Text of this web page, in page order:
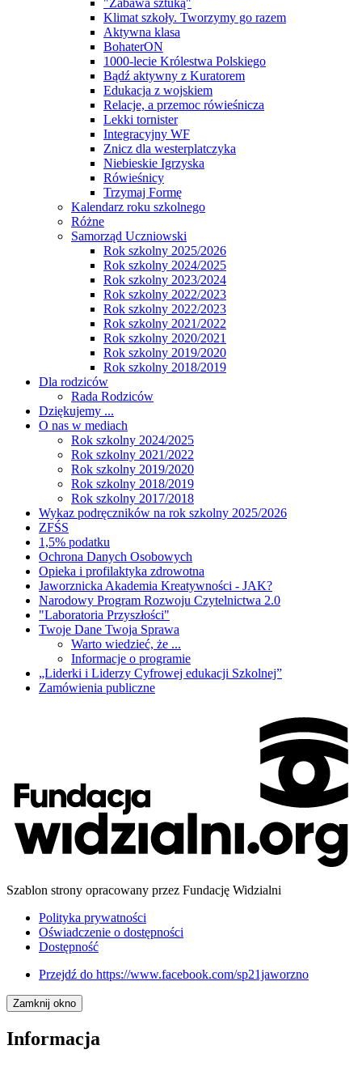
Klimat szkoły. Tworzymy go razem
Aktywna klasa
BohaterON
1000-lecie Królestwa Polskiego
Bądź aktywny z Kuratorem
Edukacja z wojskiem
Relacje, a przemoc rówieśnicza
Lekki tornister
Integracyjny WF
Znicz dla westerplatczyka
Niebieskie Igrzyska
Rówieśnicy
Trzymaj Formę
Kalendarz roku szkolnego
Różne
Samorząd Uczniowski
Rok szkolny 2025/2026
Rok szkolny 2024/2025
Rok szkolny 2023/2024
Rok szkolny 2022/2023
Rok szkolny 2022/2023
Rok szkolny 2021/2022
Rok szkolny 2020/2021
Rok szkolny 2019/2020
Rok szkolny 2018/2019
Dla rodziców
Rada Rodziców
Dziękujemy ...
O nas w mediach
Rok szkolny 2024/2025
Rok szkolny 2021/2022
Rok szkolny 2019/2020
Rok szkolny 2018/2019
Rok szkolny 2017/2018
Wykaz podręczników na rok szkolny 2025/2026
ZFŚS
1,5% podatku
Ochrona Danych Osobowych
Opieka i profilaktyka zdrowotna
Jaworznicka Akademia Kreatywności - JAK?
Narodowy Program Rozwoju Czytelnictwa 2.0
"Laboratoria Przyszłości"
Twoje Dane Twoja Sprawa
Warto wiedzieć, że ...
Informacje o programie
„Liderki i Liderzy Cyfrowej edukacji Szkolnej”
Zamówienia publiczne
Szablon strony opracowany przez Fundację Widzialni
Polityka prywatności
Oświadczenie o dostępności
Dostępność
Przejdź do https://www.facebook.com/sp21jaworzno
Zamknij okno
Informacja